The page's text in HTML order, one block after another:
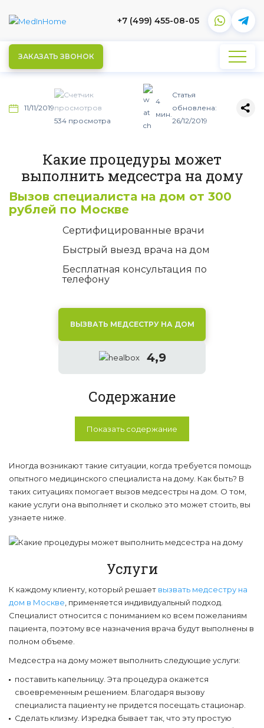
+7 (499) 455-08-05
ЗАКАЗАТЬ ЗВОНОК
11/11/2019
534 просмотра
4
мин.
Статья
обновлена:
26/12/2019
Какие процедуры может
выполнить медсестра на дому
Вызов специалиста на дом от 300
рублей по Москве
Сертифицированные врачи
Быстрый выезд врача на дом
Бесплатная консультация по
телефону
ВЫЗВАТЬ МЕДСЕСТРУ НА ДОМ
4,9
Содержание
Показать содержание
Иногда возникают такие ситуации, когда требуется помощь
опытного медицинского специалиста на дому. Как быть? В
таких ситуациях помогает вызов медсестры на дом. О том,
какие услуги она выполняет и сколько это может стоить, вы
узнаете ниже.
Услуги
К каждому клиенту, который решает вызвать медсестру на
дом в Москве , применяется индивидуальный подход.
Специалист относится с пониманием ко всем пожеланиям
пациента, поэтому все назначения врача будут выполнены в
полном объеме.
Медсестра на дому может выполнить следующие услуги:
поставить капельницу. Эта процедура окажется
своевременным решением. Благодаря вызову
специалиста пациенту не придется посещать стационар.
Сделать клизму. Изредка бывает так, что эту простую